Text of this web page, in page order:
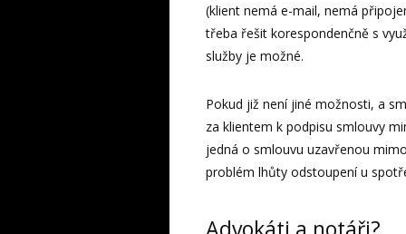
(klient nemá e-mail, nemá
třeba řešit korespondenčně s
služby je možné.
Pokud již není jiné možnosti, a
za klientem k podpisu smlouvy
jedná o smlouvu uzavřenou
problém lhůty odstoupení u